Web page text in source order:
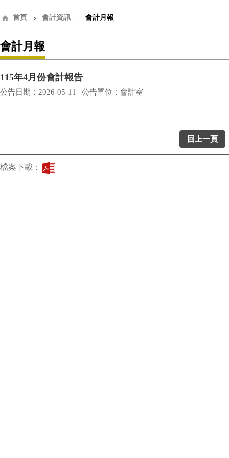
首頁 會計資訊 會計月報
會計月報
115年4月份會計報告
公告日期：2026-05-11 | 公告單位：會計室
回上一頁
檔案下載：